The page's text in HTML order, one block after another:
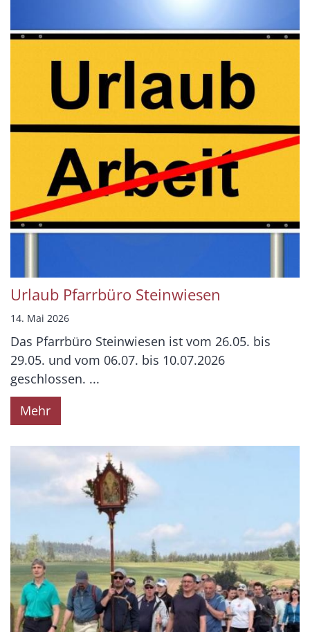
Urlaub Pfarrbüro Steinwiesen
14. Mai 2026
Das Pfarrbüro Steinwiesen ist vom 26.05. bis
29.05. und vom 06.07. bis 10.07.2026
geschlossen. ...
Mehr